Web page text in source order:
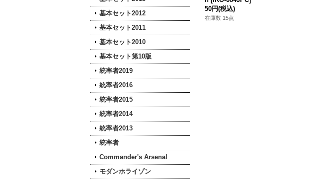
基本セット2012
基本セット2011
基本セット2010
基本セット第10版
統率者2019
統率者2016
統率者2015
統率者2014
統率者2013
統率者
Commander's Arsenal
モダンホライゾン
50円(税込)
在庫数 15点